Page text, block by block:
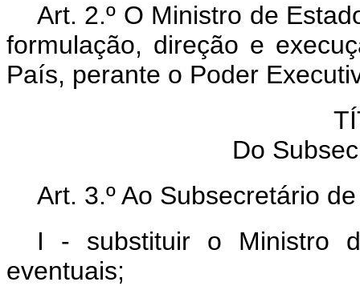
Art. 2.º O Ministro de
formulação, direção e
País, perante o Poder
Do
Art. 3.º Ao Subsecretário
I - substituir o Ministro
eventuais;